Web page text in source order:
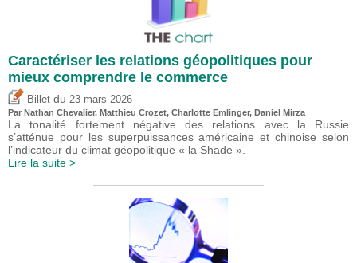
Caractériser les relations géopolitiques pour
mieux comprendre le commerce
Billet du 23 mars 2026
Par Nathan Chevalier, Matthieu Crozet, Charlotte Emlinger, Daniel Mirza
La tonalité fortement négative des relations avec la Russie
s’atténue pour les superpuissances américaine et chinoise selon
l’indicateur du climat géopolitique « la Shade ».
Lire la suite >